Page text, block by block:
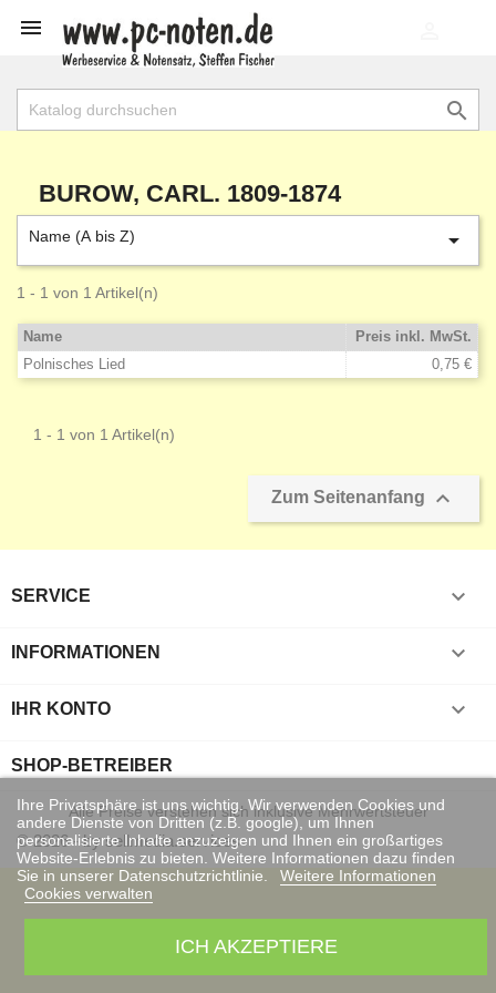


Ihre Privatsphäre ist uns wichtig. Wir verwenden Cookies und
andere Dienste von Dritten (z.B. google), um Ihnen
personalisierte Inhalte anzuzeigen und Ihnen ein großartiges
Website-Erlebnis zu bieten. Weitere Informationen dazu finden
Sie in unserer Datenschutzrichtlinie.
Weitere Informationen
Cookies verwalten
ICH AKZEPTIERE
BUROW, CARL. 1809-1874
Name (A bis Z) 
1 - 1 von 1 Artikel(n)
Name
Preis inkl. MwSt.
Polnisches Lied
0,75 €
1 - 1 von 1 Artikel(n)
Zum Seitenanfang 
SERVICE 
INFORMATIONEN 
IHR KONTO 
SHOP-BETREIBER
Alle Preise verstehen sich inklusive Mehrwertsteuer
© 2026 - by sellmedia.services